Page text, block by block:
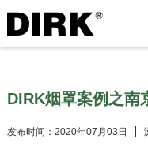
DIRK烟罩案例之南
发布时间：2020年07月03日